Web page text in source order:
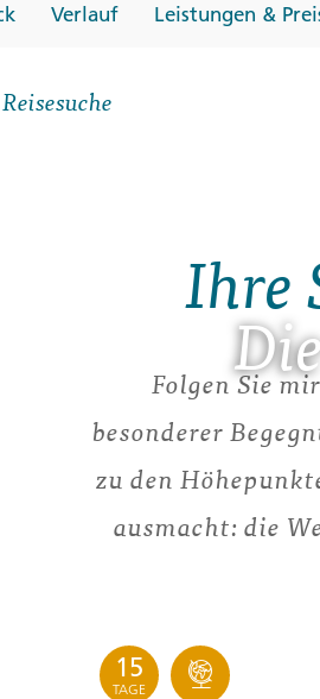
Verlauf Leistungen &
Ihre
Folgen Sie
besonderer
zu den
ausmacht: die
15
TAGE